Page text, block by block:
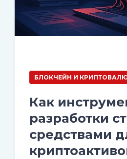
БЛОКЧЕЙН И
Как
разработки
средствами